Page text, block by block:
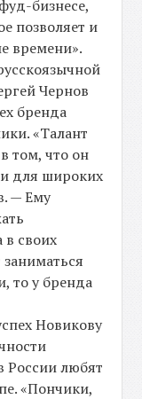
бизнесе,
позволяет и
времени».
Чернов
бренда
«Талант
том, что он
для широких
— Ему
в своих
то у бренда
Новикову
России любят
«Пончики,